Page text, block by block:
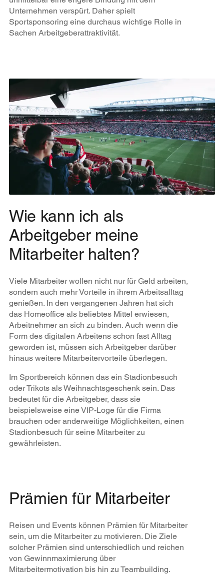
Unternehmen verspürt. Daher spielt
Sportsponsoring eine durchaus wichtige Rolle in
Sachen Arbeitgeberattraktivität.
Wie kann ich als
Arbeitgeber meine
Mitarbeiter halten?
Viele Mitarbeiter wollen nicht nur für Geld arbeiten,
sondern auch mehr Vorteile in ihrem Arbeitsalltag
genießen. In den vergangenen Jahren hat sich
das Homeoffice als beliebtes Mittel erwiesen,
Arbeitnehmer an sich zu binden. Auch wenn die
Form des digitalen Arbeitens schon fast Alltag
geworden ist, müssen sich Arbeitgeber darüber
hinaus weitere Mitarbeitervorteile überlegen.
Im Sportbereich können das ein Stadionbesuch
oder Trikots als Weihnachtsgeschenk sein. Das
bedeutet für die Arbeitgeber, dass sie
beispielsweise eine VIP-Loge für die Firma
brauchen oder anderweitige Möglichkeiten, einen
Stadionbesuch für seine Mitarbeiter zu
gewährleisten.
Prämien für Mitarbeiter
Reisen und Events können Prämien für Mitarbeiter
sein, um die Mitarbeiter zu motivieren. Die Ziele
solcher Prämien sind unterschiedlich und reichen
von Gewinnmaximierung über
Mitarbeitermotivation bis hin zu Teambuilding.